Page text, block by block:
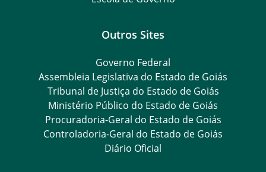
Outros Sites
Governo Federal
Assembleia Legislativa do Estado de Goiás
Tribunal de Justiça do Estado de Goiás
Ministério Público do Estado de Goiás
Procuradoria-Geral do Estado de Goiás
Controladoria-Geral do Estado de Goiás
Diário Oficial